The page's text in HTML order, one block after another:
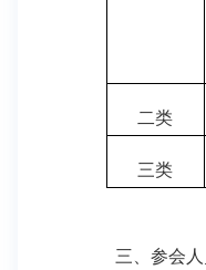
二类
三类
三、参会